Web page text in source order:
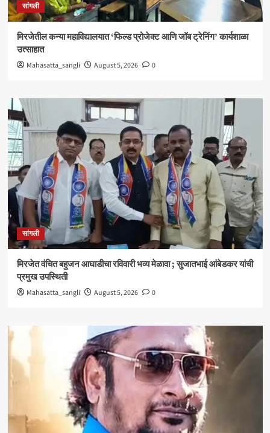
सांगली
मिरजेतील कन्या महाविद्यालयात ‘फिल्ड प्रोजेक्ट आणि जॉब ट्रेनिंग’ कार्यशाळा
उत्साहात
Mahasatta_sangli August 5, 2026 0
सांगली
मिरजेत वंचित बहुजन आघाडीचा रविवारी भव्य मेळावा ; सुजातभाई आंबेडकर यांची
प्रमुख उपस्थिती
Mahasatta_sangli August 5, 2026 0